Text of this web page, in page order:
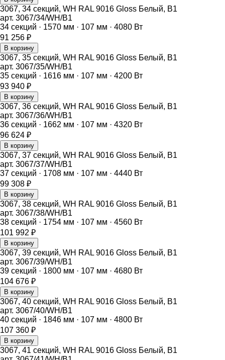
3067, 34 секций, WH RAL 9016 Gloss Белый, B1
арт. 3067/34/WH/B1
34 секций · 1570 мм · 107 мм · 4080 Вт
91 256 ₽
В корзину
3067, 35 секций, WH RAL 9016 Gloss Белый, B1
арт. 3067/35/WH/B1
35 секций · 1616 мм · 107 мм · 4200 Вт
93 940 ₽
В корзину
3067, 36 секций, WH RAL 9016 Gloss Белый, B1
арт. 3067/36/WH/B1
36 секций · 1662 мм · 107 мм · 4320 Вт
96 624 ₽
В корзину
3067, 37 секций, WH RAL 9016 Gloss Белый, B1
арт. 3067/37/WH/B1
37 секций · 1708 мм · 107 мм · 4440 Вт
99 308 ₽
В корзину
3067, 38 секций, WH RAL 9016 Gloss Белый, B1
арт. 3067/38/WH/B1
38 секций · 1754 мм · 107 мм · 4560 Вт
101 992 ₽
В корзину
3067, 39 секций, WH RAL 9016 Gloss Белый, B1
арт. 3067/39/WH/B1
39 секций · 1800 мм · 107 мм · 4680 Вт
104 676 ₽
В корзину
3067, 40 секций, WH RAL 9016 Gloss Белый, B1
арт. 3067/40/WH/B1
40 секций · 1846 мм · 107 мм · 4800 Вт
107 360 ₽
В корзину
3067, 41 секций, WH RAL 9016 Gloss Белый, B1